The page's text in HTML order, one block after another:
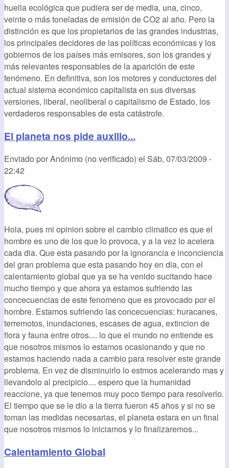
huella ecológica que pudiera ser de media, una, cinco,
veinte o más toneladas de emisión de CO2 al año. Pero la
distinción es que los propietarios de las grandes industrias,
los principales decidores de las políticas económicas y los
gobiernos de los países más emisores, son los grandes y
más relevantes responsables de la aparición de este
fenómeno. En definitiva, son los motores y conductores del
actual sistema económico capitalista en sus diversas
versiones, liberal, neoliberal o capitalismo de Estado, los
verdaderos responsables de esta catástrofe.
El planeta nos pide auxilio...
Enviado porAnónimo (no verificado) el Sáb, 07/03/2009 -
22:42
Hola, pues mi opinion sobre el cambio climatico es que el
hombre es uno de los que lo provoca, y a la vez lo acelera
cada dia. Que esta pasando por la ignorancia e inconciencia
del gran problema que esta pasando hoy en dia, con el
calentamiento global que ya se ha venido sucitando hace
mucho tiempo y que ahora ya estamos sufriendo las
concecuencias de este fenomeno que es provocado por el
hombre. Estamos sufriendo las concecuencias: huracanes,
terremotos, inundaciones, escases de agua, extincion de
flora y fauna entre otros.... lo que el mundo no entiende es
que nosotros mismos lo estamos ocasionando y que no
estamos haciendo nada a cambio para resolver este grande
problema. En vez de disminuirlo lo estmos acelerando mas y
llevandolo al precipicio.... espero que la humanidad
reaccione, ya que tenemos muy poco tiempo para resolverlo.
El tiempo que se le dio a la tierra fueron 45 años y si no se
toman las medidas necesarias, el planeta estara en un final
que nosotros mismos lo iniciamos y lo finalizaremos...
Calentamiento Global